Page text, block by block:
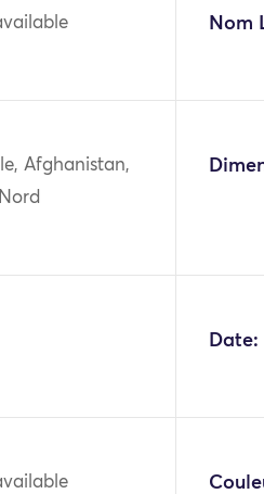
Nom
Afghanistan,
Date: